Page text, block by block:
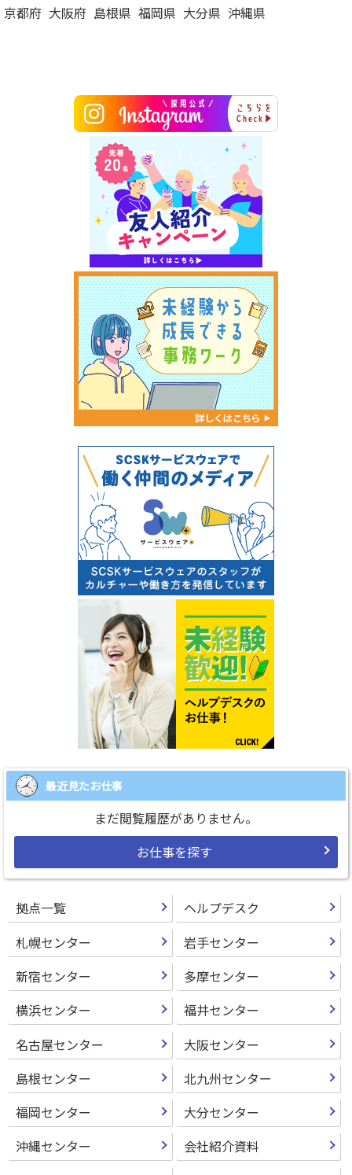
京都府 大阪府 島根県 福岡県 大分県 沖縄県
最近見たお仕事
まだ閲覧履歴がありません。
お仕事を探す
拠点一覧
ヘルプデスク
札幌センター
岩手センター
新宿センター
多摩センター
横浜センター
福井センター
名古屋センター
大阪センター
島根センター
北九州センター
福岡センター
大分センター
沖縄センター
会社紹介資料